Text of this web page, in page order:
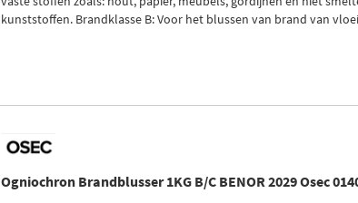
kunststoffen. Brandklasse B: Voor het blussen van brand van
Ogniochron Brandblusser 1KG B/C BENOR 2029 Osec